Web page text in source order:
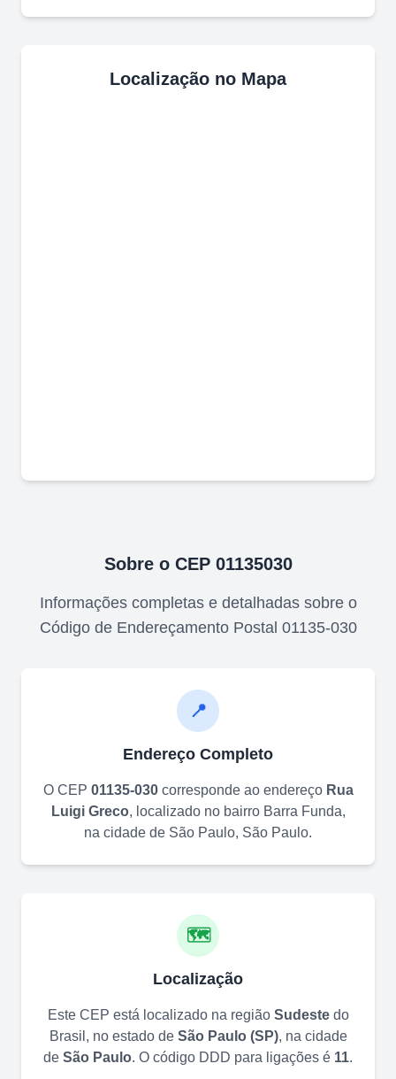
Localização no Mapa
Sobre o CEP 01135030
Informações completas e detalhadas sobre o
Código de Endereçamento Postal 01135-030
📍
Endereço Completo
O CEP 01135-030corresponde ao endereço Rua
Luigi Greco, localizado no bairro Barra Funda,
na cidade de São Paulo, São Paulo.
🗺️
Localização
Este CEP está localizado na região Sudestedo
Brasil, no estado de São Paulo(SP), na cidade
de São Paulo. O código DDD para ligações é 11.